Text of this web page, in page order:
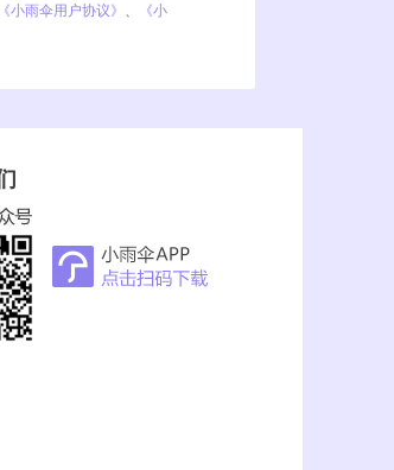
《小雨伞用户协议》 、
《小